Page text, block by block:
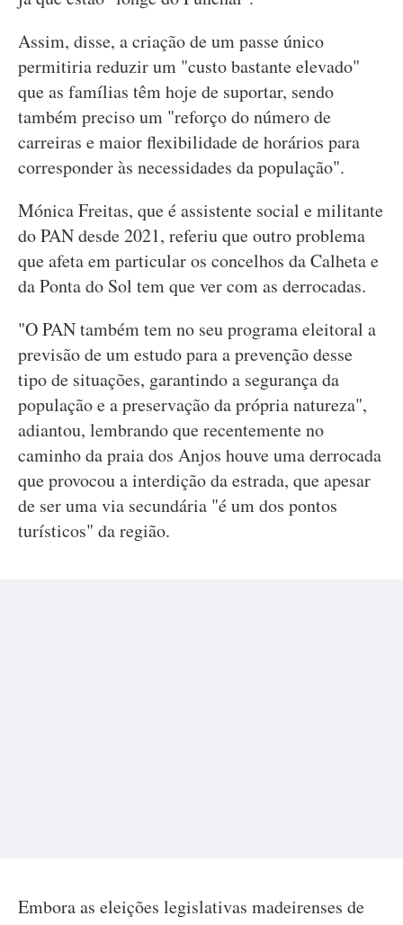
Assim, disse, a criação de um passe único
permitiria reduzir um "custo bastante elevado"
que as famílias têm hoje de suportar, sendo
também preciso um "reforço do número de
carreiras e maior flexibilidade de horários para
corresponder às necessidades da população".
Mónica Freitas, que é assistente social e militante
do PAN desde 2021, referiu que outro problema
que afeta em particular os concelhos da Calheta e
da Ponta do Sol tem que ver com as derrocadas.
"O PAN também tem no seu programa eleitoral a
previsão de um estudo para a prevenção desse
tipo de situações, garantindo a segurança da
população e a preservação da própria natureza",
adiantou, lembrando que recentemente no
caminho da praia dos Anjos houve uma derrocada
que provocou a interdição da estrada, que apesar
de ser uma via secundária "é um dos pontos
turísticos" da região.
Embora as eleições legislativas madeirenses de